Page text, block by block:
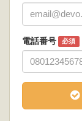
電話番号 必須